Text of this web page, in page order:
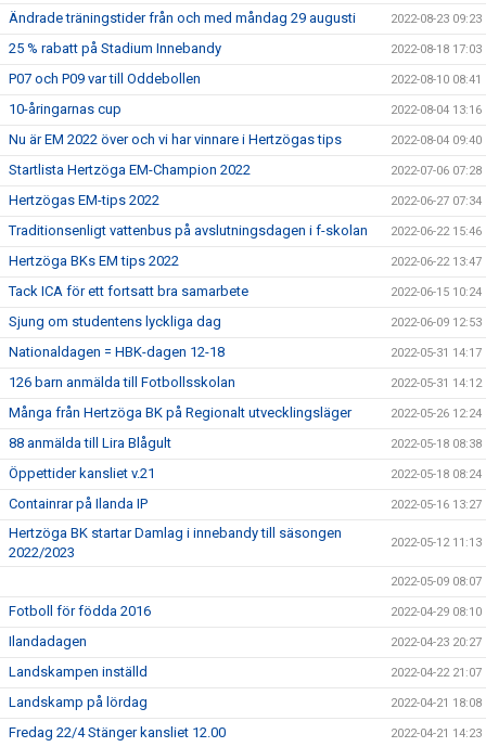
Ändrade träningstider från och med måndag 29 augusti 2022-08-23 09:23
25 % rabatt på Stadium Innebandy 2022-08-18 17:03
P07 och P09 var till Oddebollen 2022-08-10 08:41
10-åringarnas cup 2022-08-04 13:16
Nu är EM 2022 över och vi har vinnare i Hertzögas tips 2022-08-04 09:40
Startlista Hertzöga EM-Champion 2022 2022-07-06 07:28
Hertzögas EM-tips 2022 2022-06-27 07:34
Traditionsenligt vattenbus på avslutningsdagen i f-skolan 2022-06-22 15:46
Hertzöga BKs EM tips 2022 2022-06-22 13:47
Tack ICA för ett fortsatt bra samarbete 2022-06-15 10:24
Sjung om studentens lyckliga dag 2022-06-09 12:53
Nationaldagen = HBK-dagen 12-18 2022-05-31 14:17
126 barn anmälda till Fotbollsskolan 2022-05-31 14:12
Många från Hertzöga BK på Regionalt utvecklingsläger 2022-05-26 12:24
88 anmälda till Lira Blågult 2022-05-18 08:38
Öppettider kansliet v.21 2022-05-18 08:24
Containrar på Ilanda IP 2022-05-16 13:27
Hertzöga BK startar Damlag i innebandy till säsongen
2022/2023
2022-05-12 11:13
2022-05-09 08:07
Fotboll för födda 2016 2022-04-29 08:10
Ilandadagen 2022-04-23 20:27
Landskampen inställd 2022-04-22 21:07
Landskamp på lördag 2022-04-21 18:08
Fredag 22/4 Stänger kansliet 12.00 2022-04-21 14:23